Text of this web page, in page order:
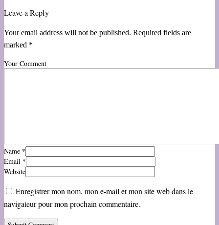
Leave a Reply
Your email address will not be published. Required fields are
marked *
Your Comment
Name *
Email *
Website
Enregistrer mon nom, mon e-mail et mon site web dans le
navigateur pour mon prochain commentaire.